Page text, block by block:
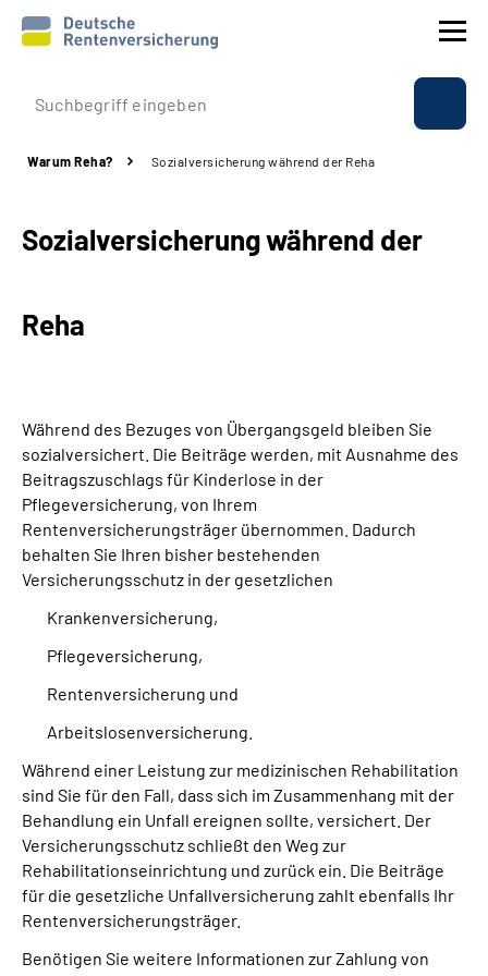
Prävention
Rente
Über uns & Presse
Online-Services
Suche
Inhalte in Gebärdensprache (DGS)
Mein Kundenportal
Warum Reha? Sozialversicherung während der Reha
Sozialversicherung während der
Reha
Während des Bezuges von Übergangsgeld bleiben Sie
sozialversichert. Die Beiträge werden, mit Ausnahme des
Beitragszuschlags für Kinderlose in der
Pflegeversicherung, von Ihrem
Rentenversicherungsträger übernommen. Dadurch
behalten Sie Ihren bisher bestehenden
Versicherungsschutz in der gesetzlichen
Krankenversicherung,
Pflegeversicherung,
Rentenversicherung und
Arbeitslosenversicherung.
Während einer Leistung zur medizinischen Rehabilitation
sind Sie für den Fall, dass sich im Zusammenhang mit der
Behandlung ein Unfall ereignen sollte, versichert. Der
Versicherungsschutz schließt den Weg zur
Rehabilitationseinrichtung und zurück ein. Die Beiträge
für die gesetzliche Unfallversicherung zahlt ebenfalls Ihr
Rentenversicherungsträger.
Benötigen Sie weitere Informationen zur Zahlung von